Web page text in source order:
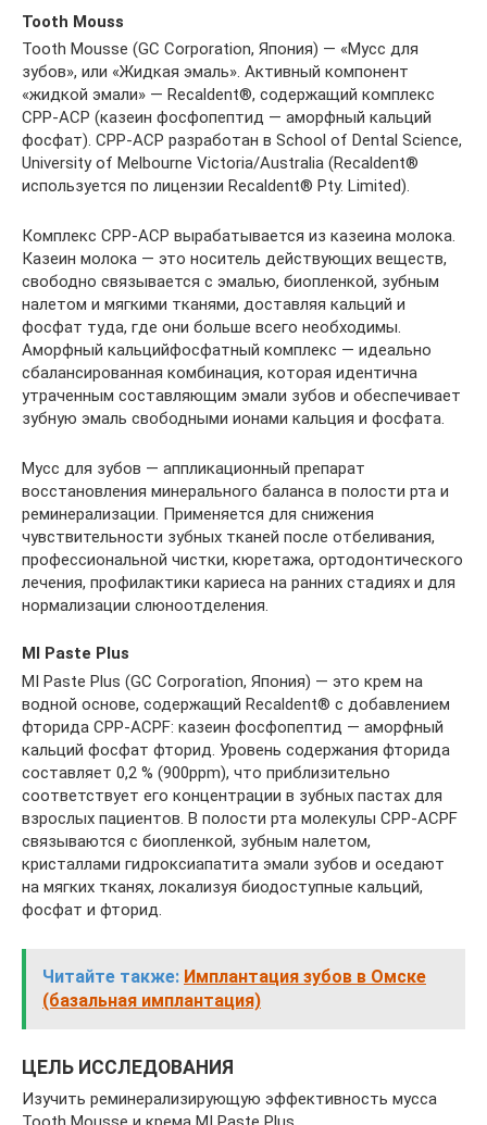
Tooth Mouss
Tooth Mousse (GC Corporation, Япония) — «Мусс для
зубов», или «Жидкая эмаль». Активный компонент
«жидкой эмали» — Recaldent®, содержащий комплекс
СРР-АСР (казеин фосфопептид — аморфный кальций
фосфат). CPP-ACP разработан в School of Dental Science,
University of Melbourne Victoria/Australia (Recaldent®
используется по лицензии Recaldent® Pty. Limited).
Комплекс CPP-ACP вырабатывается из казеина молока.
Казеин молока — это носитель действующих веществ,
свободно связывается с эмалью, биопленкой, зубным
налетом и мягкими тканями, доставляя кальций и
фосфат туда, где они больше всего необходимы.
Аморфный кальцийфосфатный комплекс — идеально
сбалансированная комбинация, которая идентична
утраченным составляющим эмали зубов и обеспечивает
зубную эмаль свободными ионами кальция и фосфата.
Мусс для зубов — аппликационный препарат
восстановления минерального баланса в полости рта и
реминерализации. Применяется для снижения
чувствительности зубных тканей после отбеливания,
профессиональной чистки, кюретажа, ортодонтического
лечения, профилактики кариеса на ранних стадиях и для
нормализации слюноотделения.
MI Paste Plus
MI Paste Plus (GC Corporation, Япония) — это крем на
водной основе, содержащий Recaldent® с добавлением
фторида СРР-АСРF: казеин фосфопептид — аморфный
кальций фосфат фторид. Уровень содержания фторида
составляет 0,2 % (900ppm), что приблизительно
соответствует его концентрации в зубных пастах для
взрослых пациентов. В полости рта молекулы СРР-АСРF
связываются с биопленкой, зубным налетом,
кристаллами гидроксиапатита эмали зубов и оседают
на мягких тканях, локализуя биодоступные кальций,
фосфат и фторид.
Читайте также: Имплантация зубов в Омске
(базальная имплантация)
ЦЕЛЬ ИССЛЕДОВАНИЯ
Изучить реминерализирующую эффективность мусса